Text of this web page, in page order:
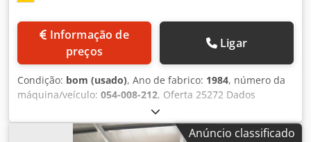
preços
Ligar
Condição: bom (usado), Ano de fabrico: 1984, número da
máquina/veículo: 054-008-212, Oferta 25272 Dados
Técnicos: - Força máxima de prensagem: 25 t - Curso
máximo do êmbolo: 500 mm Crsdpfx Acsy Ewtrsnjf -
Velocidade do curso: 0 - 2,4 m/min - Retorno: 0 - 12 m/min
Anúncio classificado